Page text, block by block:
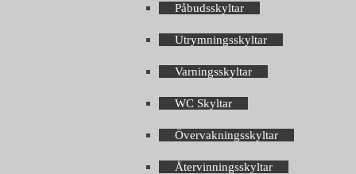
Påbudsskyltar
Utrymningsskyltar
Varningsskyltar
WC Skyltar
Övervakningsskyltar
Återvinningsskyltar